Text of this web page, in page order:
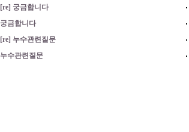
[re] 궁금합니다
궁금합니다
[re] 누수관련질문
누수관련질문